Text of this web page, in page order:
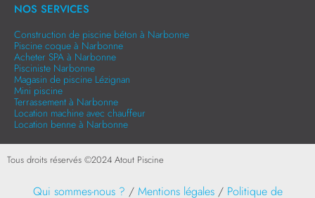
NOS SERVICES
Construction de piscine béton à Narbonne
Piscine coque à Narbonne
Acheter SPA à Narbonne
Pisciniste Narbonne
Magasin de piscine Lézignan
Mini piscine
Terrassement à Narbonne
Location machine avec chauffeur
Location benne à Narbonne
Tous droits réservés ©2024 Atout Piscine
Qui sommes-nous ? / Mentions légales/ Politique de